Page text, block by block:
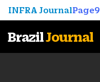
INFRA JournalPage9
BrazilJournal